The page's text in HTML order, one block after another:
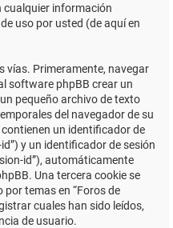
cualquier información
uso por usted (de aquí en
vías. Primeramente, navegar
software phpBB crear un
pequeño archivo de texto
del navegador de su
un identificador de
y un identificador de sesión
id”), automáticamente
Una tercera cookie se
temas en “Foros de
cuales han sido leídos,
de usuario.